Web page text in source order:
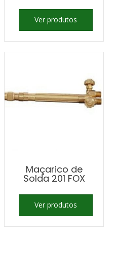
Ver produtos
Maçarico de
Solda 201 FOX
Ver produtos